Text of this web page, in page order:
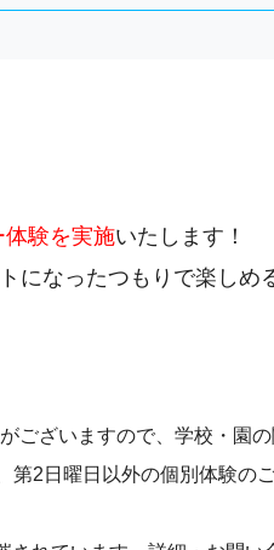
験を実施いたします！
になったつもりで楽しめ
ざいますので、学校・園
2日曜日以外の個別体験の